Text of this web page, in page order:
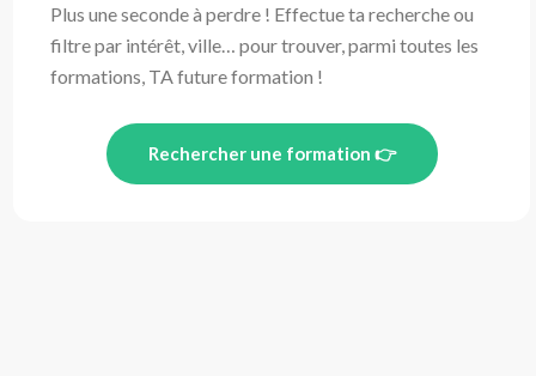
Plus une seconde à perdre ! Effectue ta recherche ou
filtre par intérêt, ville… pour trouver, parmi toutes les
formations, TA future formation !
Rechercher une formation 👉